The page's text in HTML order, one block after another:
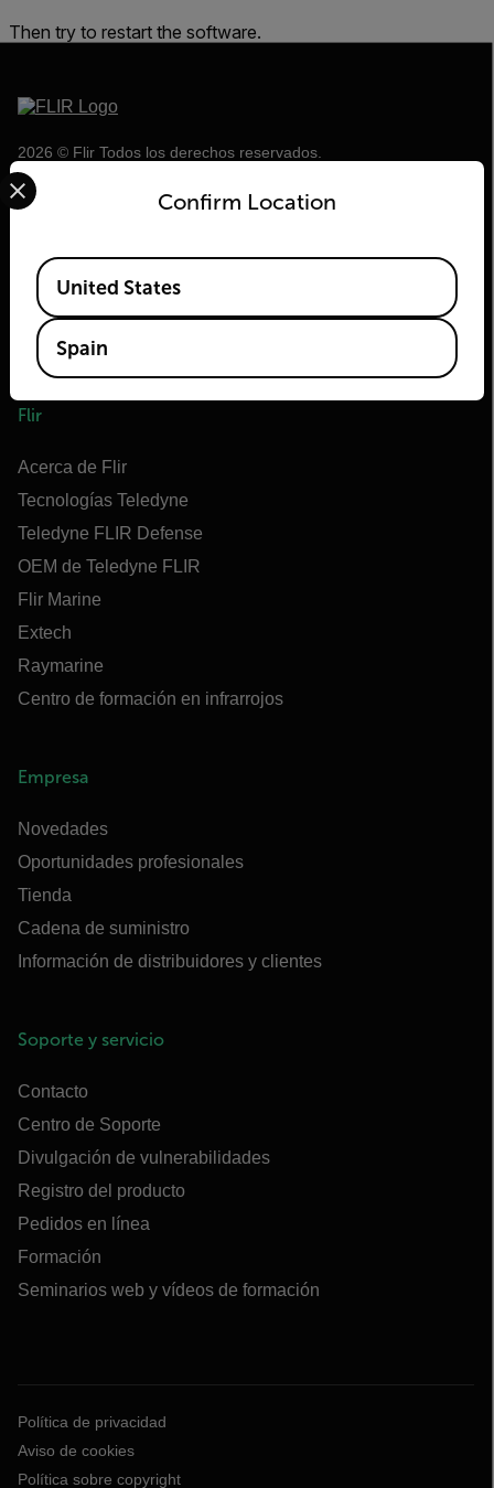
Then try to restart the software.
2026 © Flir Todos los derechos reservados.
Flir
Acerca de Flir
Tecnologías Teledyne
Teledyne FLIR Defense
OEM de Teledyne FLIR
Flir Marine
Extech
Raymarine
Centro de formación en infrarrojos
Empresa
Novedades
Oportunidades profesionales
Tienda
Cadena de suministro
Información de distribuidores y clientes
Soporte y servicio
Contacto
Centro de Soporte
Divulgación de vulnerabilidades
Registro del producto
Pedidos en línea
Formación
Seminarios web y vídeos de formación
Política de privacidad
Aviso de cookies
Política sobre copyright
Confirm Location
Select your preferred country and language from the
Available Locations
United States
Spain